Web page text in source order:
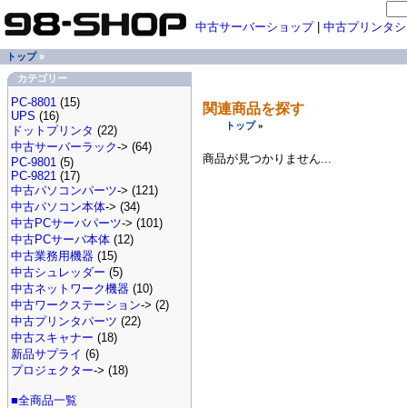
関連商品を探す
トップ»
商品が見つかりません...
中古サーバーショップ| 中古プリンタ
トップ»
カテゴリー
PC-8801 (15)
UPS (16)
ドットプリンタ (22)
中古サーバーラック-> (64)
PC-9801 (5)
PC-9821 (17)
中古パソコンパーツ-> (121)
中古パソコン本体-> (34)
中古PCサーバパーツ-> (101)
中古PCサーバ本体 (12)
中古業務用機器 (15)
中古シュレッダー (5)
中古ネットワーク機器 (10)
中古ワークステーション-> (2)
中古プリンタパーツ (22)
中古スキャナー (18)
新品サプライ (6)
プロジェクター-> (18)
■全商品一覧